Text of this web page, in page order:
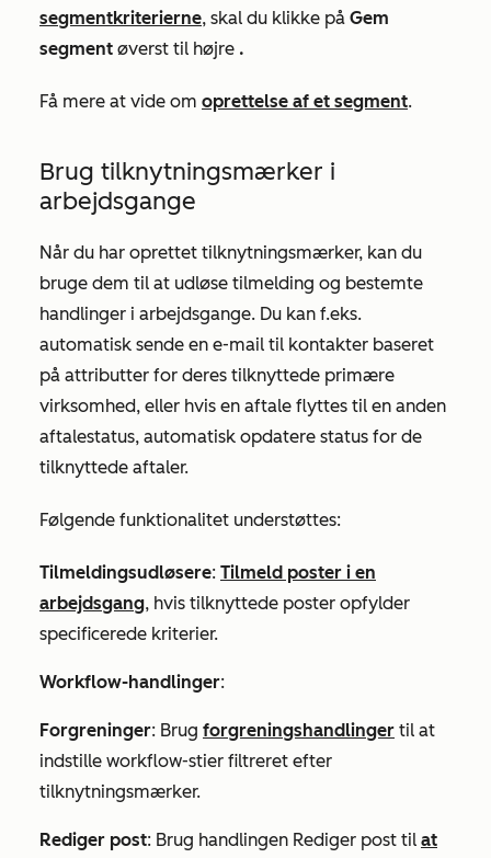
segmentkriterierne, skal du klikke på Gem
segment øverst til højre .
Få mere at vide om oprettelse af et segment.
Brug tilknytningsmærker i
arbejdsgange
Når du har oprettet tilknytningsmærker, kan du
bruge dem til at udløse tilmelding og bestemte
handlinger i arbejdsgange. Du kan f.eks.
automatisk sende en e-mail til kontakter baseret
på attributter for deres tilknyttede primære
virksomhed, eller hvis en aftale flyttes til en anden
aftalestatus, automatisk opdatere status for de
tilknyttede aftaler.
Følgende funktionalitet understøttes:
Tilmeldingsudløsere: Tilmeld poster i en
arbejdsgang, hvis tilknyttede poster opfylder
specificerede kriterier.
Workflow-handlinger:
Forgreninger: Brug forgreningshandlinger til at
indstille workflow-stier filtreret efter
tilknytningsmærker.
Rediger post: Brug handlingen Rediger post til at